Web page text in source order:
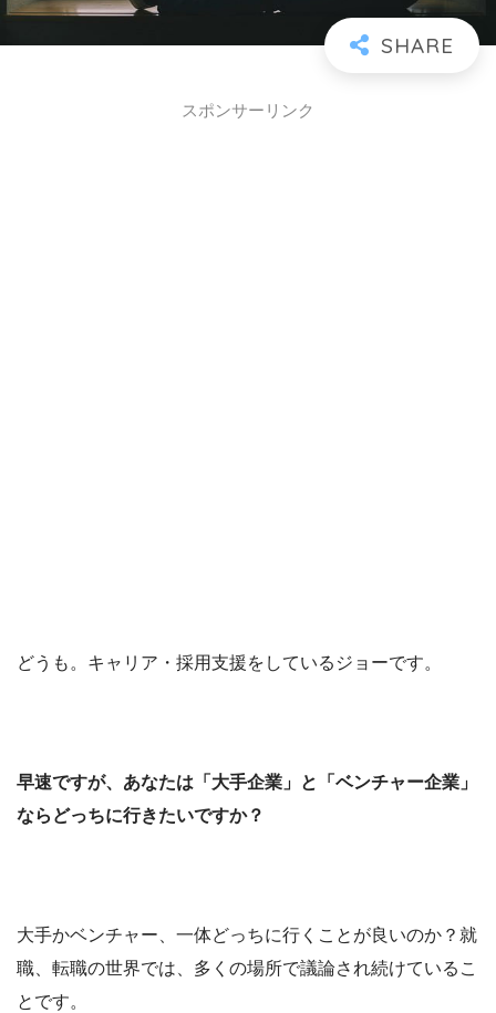
スポンサーリンク
どうも。キャリア・採用支援をしているジョーです。
早速ですが、あなたは「大手企業」と「 ベンチャー企業」
ならどっちに行きたいですか？
大手かベンチャー、一体どっちに行くことが良いのか？就
職、転職の世界では、多くの場所で議論され続けているこ
とです。